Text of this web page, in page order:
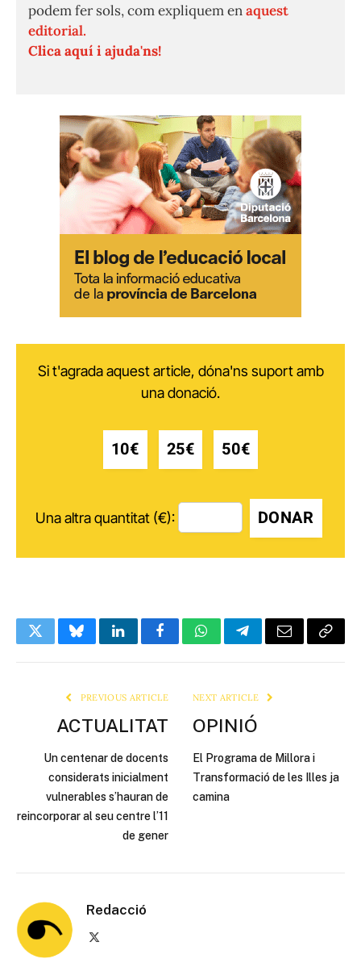
podem fer sols, com expliquem enaquest
editorial.
Clica aquí i ajuda'ns!
Si t'agrada aquest article, dóna'ns suport amb
una donació.
10€ 25€ 50€
Una altra quantitat (€): DONAR
TwitterBlueskyLinkedInFacebookWhatsAppTelegramEmail Copy
PREVIOUS ARTICLE
ACTUALITAT
Un centenar de docents
considerats inicialment
vulnerables s’hauran de
reincorporar al seu centre l’11
de gener
NEXT ARTICLE
OPINIÓ
El Programa de Millora i
Transformació de les Illes ja
camina
Redacció